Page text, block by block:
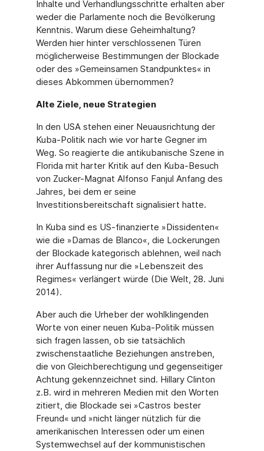
Inhalte und Verhandlungsschritte erhalten aber
weder die Parlamente noch die Bevölkerung
Kenntnis. Warum diese Geheimhaltung?
Werden hier hinter verschlossenen Türen
möglicherweise Bestimmungen der Blockade
oder des »Gemeinsamen Standpunktes« in
dieses Abkommen übernommen?
Alte Ziele, neue Strategien
In den USA stehen einer Neuausrichtung der
Kuba-Politik nach wie vor harte Gegner im
Weg. So reagierte die antikubanische Szene in
Florida mit harter Kritik auf den Kuba-Besuch
von Zucker-Magnat Alfonso Fanjul Anfang des
Jahres, bei dem er seine
Investitionsbereitschaft signalisiert hatte.
In Kuba sind es US-finanzierte »Dissidenten«
wie die »Damas de Blanco«, die Lockerungen
der Blockade kategorisch ablehnen, weil nach
ihrer Auffassung nur die »Lebenszeit des
Regimes« verlängert würde (Die Welt, 28. Juni
2014).
Aber auch die Urheber der wohlklingenden
Worte von einer neuen Kuba-Politik müssen
sich fragen lassen, ob sie tatsächlich
zwischenstaatliche Beziehungen anstreben,
die von Gleichberechtigung und gegenseitiger
Achtung gekennzeichnet sind. Hillary Clinton
z.B. wird in mehreren Medien mit den Worten
zitiert, die Blockade sei »Castros bester
Freund« und »nicht länger nützlich für die
amerikanischen Interessen oder um einen
Systemwechsel auf der kommunistischen